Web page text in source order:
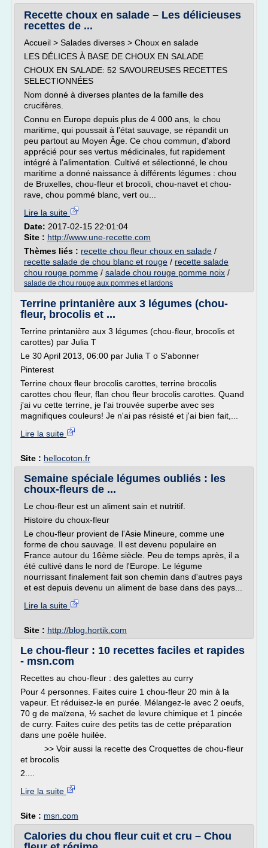
Recette choux en salade – Les délicieuses
recettes de ...
Accueil > Salades diverses > Choux en salade
LES DÉLICES À BASE DE CHOUX EN SALADE
CHOUX EN SALADE: 52 SAVOUREUSES RECETTES
SELECTIONNÉES
Nom donné à diverses plantes de la famille des
crucifères.
Connu en Europe depuis plus de 4 000 ans, le chou
maritime, qui poussait à l'état sauvage, se répandit un
peu partout au Moyen Âge. Ce chou commun, d'abord
apprécié pour ses vertus médicinales, fut rapidement
intégré à l'alimentation. Cultivé et sélectionné, le chou
maritime a donné naissance à différents légumes : chou
de Bruxelles, chou-fleur et brocoli, chou-navet et chou-
rave, chou pommé blanc, vert ou...
Lire la suite
Date: 2017-02-15 22:01:04
Site : http://www.une-recette.com
Thèmes liés : recette chou fleur choux en salade /
recette salade de chou blanc et rouge / recette salade
chou rouge pomme / salade chou rouge pomme noix /
salade de chou rouge aux pommes et lardons
Terrine printanière aux 3 légumes (chou-
fleur, brocolis et ...
Terrine printanière aux 3 légumes (chou-fleur, brocolis et
carottes) par Julia T
Le 30 April 2013, 06:00 par Julia T o S'abonner
Pinterest
Terrine choux fleur brocolis carottes, terrine brocolis
carottes chou fleur, flan chou fleur brocolis carottes. Quand
j'ai vu cette terrine, je l'ai trouvée superbe avec ses
magnifiques couleurs! Je n'ai pas résisté et j'ai bien fait,...
Lire la suite
Site : hellocoton.fr
Semaine spéciale légumes oubliés : les
choux-fleurs de ...
Le chou-fleur est un aliment sain et nutritif.
Histoire du choux-fleur
Le chou-fleur provient de l'Asie Mineure, comme une
forme de chou sauvage. Il est devenu populaire en
France autour du 16ème siècle. Peu de temps après, il a
été cultivé dans le nord de l'Europe. Le légume
nourrissant finalement fait son chemin dans d'autres pays
et est depuis devenu un aliment de base dans des pays...
Lire la suite
Site : http://blog.hortik.com
Le chou-fleur : 10 recettes faciles et rapides
- msn.com
Recettes au chou-fleur : des galettes au curry
Pour 4 personnes. Faites cuire 1 chou-fleur 20 min à la
vapeur. Et réduisez-le en purée. Mélangez-le avec 2 oeufs,
70 g de maïzena, ½ sachet de levure chimique et 1 pincée
de curry. Faites cuire des petits tas de cette préparation
dans une poêle huilée.
>> Voir aussi la recette des Croquettes de chou-fleur
et brocolis
2....
Lire la suite
Site : msn.com
Calories du chou fleur cuit et cru – Chou